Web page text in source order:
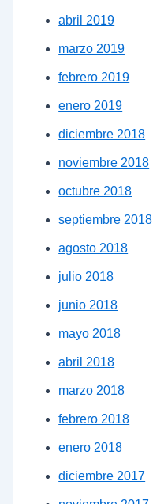
abril 2019
marzo 2019
febrero 2019
enero 2019
diciembre 2018
noviembre 2018
octubre 2018
septiembre 2018
agosto 2018
julio 2018
junio 2018
mayo 2018
abril 2018
marzo 2018
febrero 2018
enero 2018
diciembre 2017